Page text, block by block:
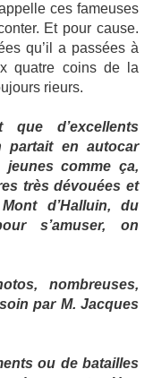
ces fameuses
Et pour cause.
qu’il a passées à
quatre coins de la
rieurs.
d’excellents
partait en autocar
comme ça,
très dévouées et
d’Halluin, du
s’amuser, on
nombreuses,
par M. Jacques
ou de batailles